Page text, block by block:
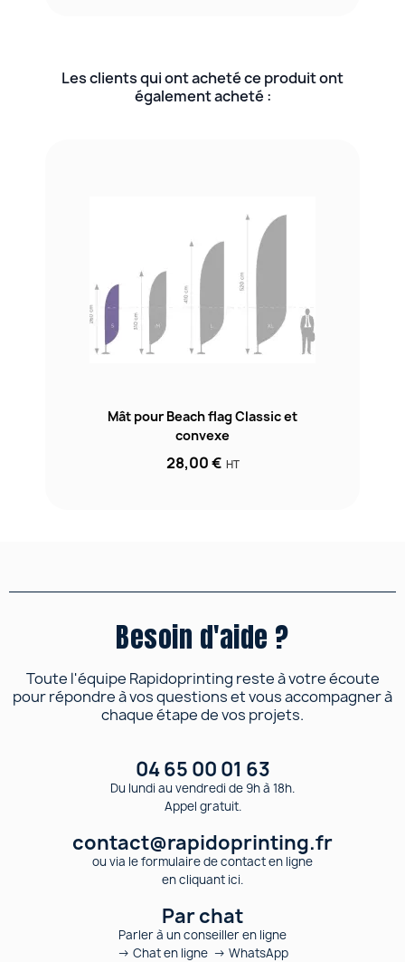
Les clients qui ont acheté ce produit ont
également acheté :
Mât pour Beach flag Classic et
convexe
28,00 € HT
Besoin d'aide ?
Toute l'équipe Rapidoprinting reste à votre écoute
pour répondre à vos questions et vous accompagner à
chaque étape de vos projets.
04 65 00 01 63
Du lundi au vendredi de 9h à 18h.
Appel gratuit.
contact@rapidoprinting.fr
ou via le formulaire de contact en ligne
en cliquant ici.
Par chat
Parler à un conseiller en ligne
→ Chat en ligne → WhatsApp